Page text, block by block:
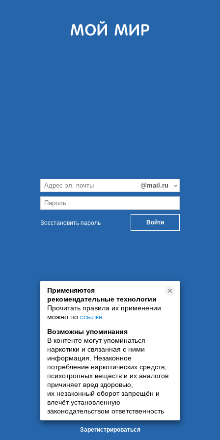
Восстановить пароль
Применяются
рекомендательные технологии
Прочитать правила их применении
можно по ссылке
Возможны упоминания
В контенте могут упоминаться
наркотики и связанная с ними
информация. Незаконное
потребление наркотических средств,
психотропных веществ и их аналогов
причиняет вред здоровью,
их незаконный оборот запрещён и
влечёт установленную
законодательством ответственность
Зарегистрироваться